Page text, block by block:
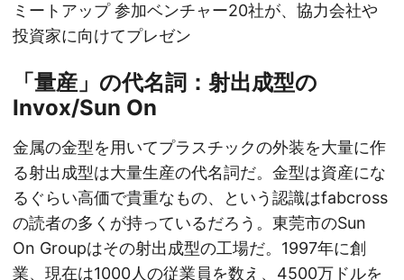
ミートアップ 参加ベンチャー20社が、協力会社や
投資家に向けてプレゼン
「量産」の代名詞：射出成型の
Invox/Sun On
金属の金型を用いてプラスチックの外装を大量に作
る射出成型は大量生産の代名詞だ。金型は資産にな
るぐらい高価で貴重なもの、という認識はfabcross
の読者の多くが持っているだろう。東莞市のSun
On Groupはその射出成型の工場だ。1997年に創
業、現在は1000人の従業員を数え、4500万ドルを